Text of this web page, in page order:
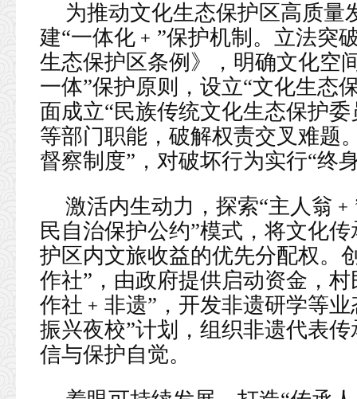
为推动文化生态保护区高质量
建“一体化﹢”保护机制。立法突
生态保护区条例》，明确文化空
一体”保护原则，设立“文化生态
面成立“民族传统文化生态保护
等部门职能，破解权责交叉难题
督察制度”，对破坏行为实行“终
激活内生动力，探索“主人翁
民自治保护公约”模式，将文化
护区内文旅收益的优先分配权。
作社”，由政府提供启动资金，
作社﹢非遗”，开发非遗研学等
振兴夜校”计划，组织非遗代表
信与保护自觉。